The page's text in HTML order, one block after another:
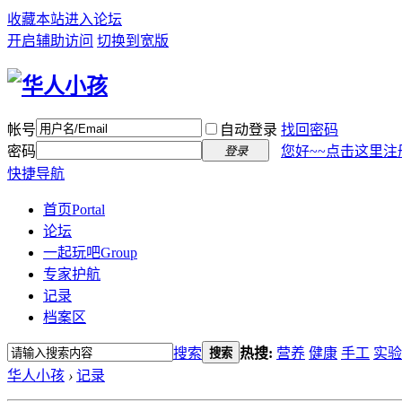
收藏本站进入论坛
开启辅助访问 切换到宽版
帐号 自动登录 找回密码
密码
登录
您好~~点击这里注
快捷导航
首页Portal
论坛
一起玩吧Group
专家护航
记录
档案区
搜索 搜索 热搜: 营养 健康 手工 实验
华人小孩 › 记录